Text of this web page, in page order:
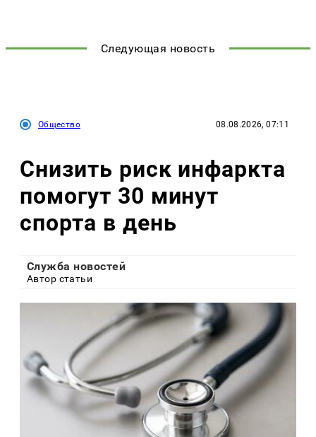
Следующая новость
Общество 08.08.2026, 07:11
Снизить риск инфаркта
помогут 30 минут
спорта в день
Служба новостей
Автор статьи